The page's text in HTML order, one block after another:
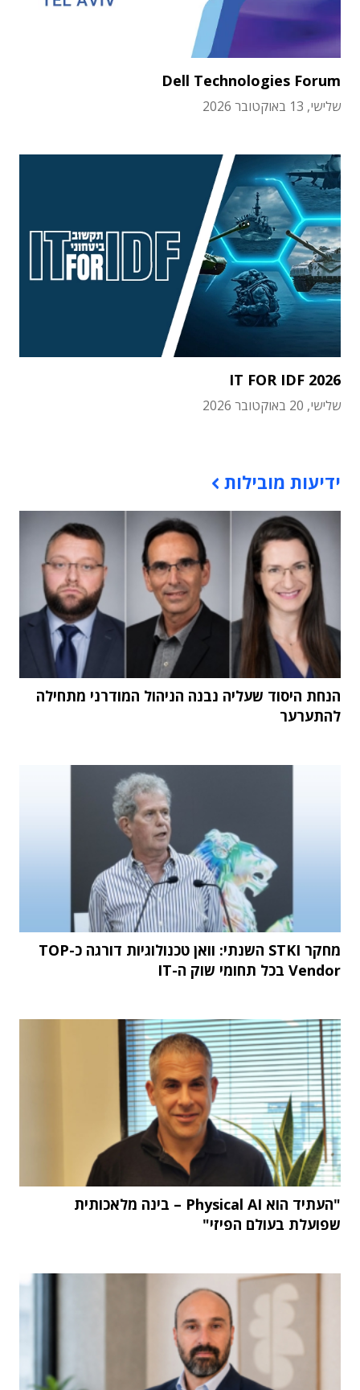
Dell Technologies Forum
שלישי, 13 באוקטובר 2026
IT FOR IDF 2026
שלישי, 20 באוקטובר 2026
ידיעות מובילות
הנחת היסוד שעליה נבנה הניהול המודרני מתחילה
להתערער
מחקר STKI השנתי: וואן טכנולוגיות דורגה כ-TOP
Vendor בכל תחומי שוק ה-IT
"העתיד הוא Physical AI – בינה מלאכותית
שפועלת בעולם הפיזי"